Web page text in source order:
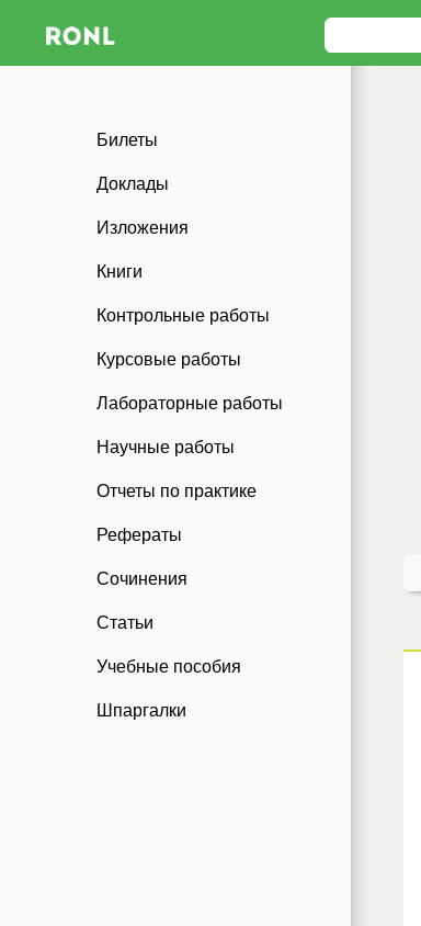
Билеты
Доклады
Изложения
Книги
Контрольные работы
Курсовые работы
Лабораторные работы
Научные работы
Отчеты по практике
Рефераты
Сочинения
Статьи
Учебные пособия
Шпаргалки